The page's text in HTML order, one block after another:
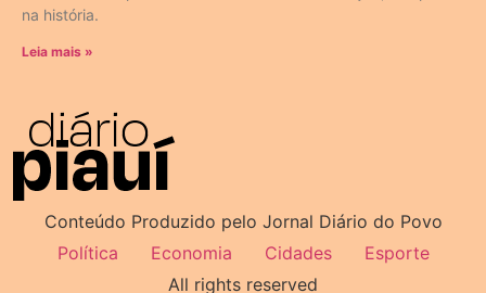
na história.
Leia mais »
Conteúdo Produzido pelo Jornal Diário do Povo
Política
Economia Cidades
Esporte
All rights reserved